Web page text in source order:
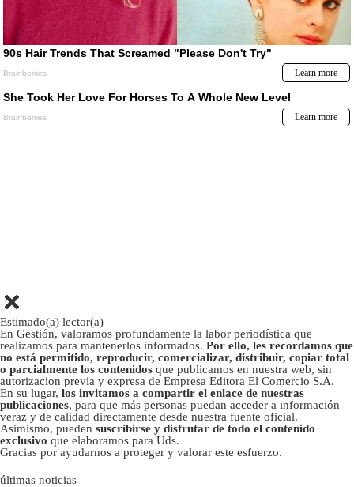
Estimado(a) lector(a)
En Gestión, valoramos profundamente la labor periodística que
realizamos para mantenerlos informados. Por ello, les recordamos que
no está permitido, reproducir, comercializar, distribuir, copiar total
o parcialmente los contenidos que publicamos en nuestra web, sin
autorizacion previa y expresa de Empresa Editora El Comercio S.A.
En su lugar, los invitamos a compartir el enlace de nuestras
publicaciones, para que más personas puedan acceder a información
veraz y de calidad directamente desde nuestra fuente oficial.
Asimismo, pueden suscribirse y disfrutar de todo el contenido
exclusivo que elaboramos para Uds.
Gracias por ayudarnos a proteger y valorar este esfuerzo.
últimas noticias